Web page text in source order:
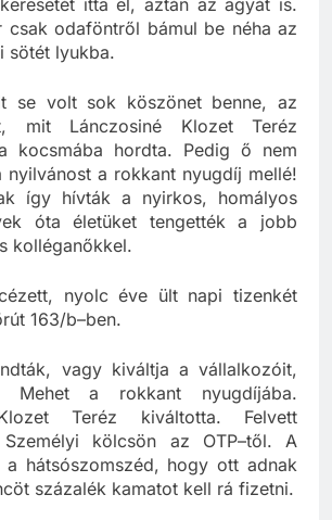
itta el, aztán az agyát is.
odaföntről bámul be néha az
se volt sok köszönet benne, az
mit Lánczosiné Klozet Teréz
kocsmába hordta. Pedig ő nem
nyilvánost a rokkant nyugdíj mellé!
így hívták a nyirkos, homályos
óta életüket tengették a jobb
nyolc éve ült napi tizenkét
vagy kiváltja a vállalkozóit,
Mehet a rokkant nyugdíjába.
Teréz kiváltotta. Felvett
Személyi kölcsön az OTP–től. A
hátsószomszéd, hogy ott adnak